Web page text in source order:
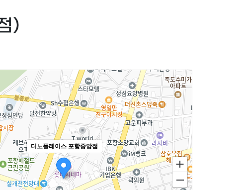
)
디노플레이스 포항중앙점